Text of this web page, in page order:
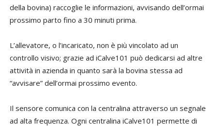
della bovina) raccoglie le informazioni, avvisando dell’ormai
prossimo parto fino a 30 minuti prima.
L’allevatore, o l’incaricato, non è più vincolato ad un
controllo visivo; grazie ad iCalve101 può dedicarsi ad altre
attività in azienda in quanto sarà la bovina stessa ad
“avvisare” dell’ormai prossimo evento.
Il sensore comunica con la centralina attraverso un segnale
ad alta frequenza. Ogni centralina iCalve101 permette di